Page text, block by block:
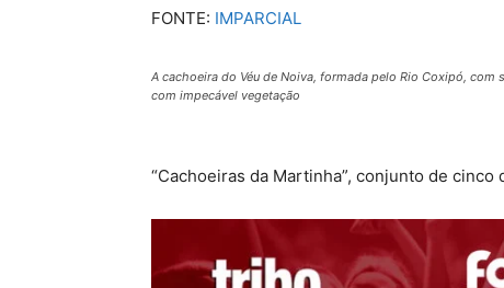
FONTE: IMPARCIAL
A cachoeira do Véu de Noiva, formada pelo Rio Coxipó,
com impecável vegetação
“Cachoeiras da Martinha”, conjunto de